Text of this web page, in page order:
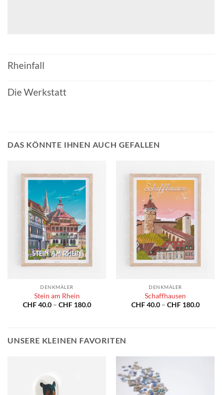
Rheinfall
Die Werkstatt
DAS KÖNNTE IHNEN AUCH GEFALLEN
DENKMÄLER
Stein am Rhein
CHF40.0 – CHF180.0Preisspanne:
DENKMÄLER
Schaffhausen
CHF40.0 – CHF180.0
UNSERE KLEINEN FAVORITEN